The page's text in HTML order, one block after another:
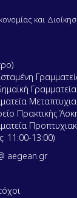
και
Γραμματεία
Πρακτικής
11:00-13:00)
aegean.gr